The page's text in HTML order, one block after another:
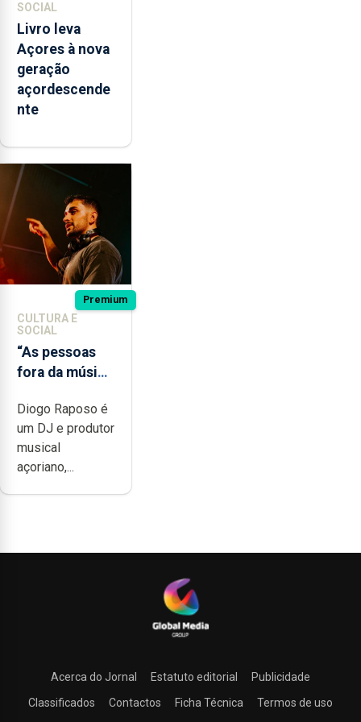
SOCIAL
Livro leva
Açores à nova
geração
açordescende
nte
Premium
CULTURA E
SOCIAL
“As pessoas
fora da música
noção do quão
difícil é
produzir uma
música”
Diogo Raposo é
um DJ e produtor
musical
açoriano,...
Acerca do Jornal Estatuto editorial
Publicidade
Classificados
Contactos Ficha Técnica Termos de uso